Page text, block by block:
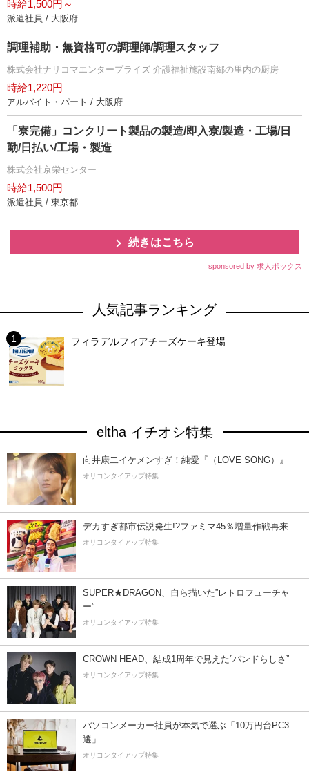
時給1,500円～
派遣社員 / 大阪府
調理補助・無資格可の調理師/調理スタッフ
株式会社ナリコマエンタープライズ 介護福祉施設南郷の里内の厨房
時給1,220円
アルバイト・パート / 大阪府
「寮完備」コンクリート製品の製造/即入寮/製造・工場/日
勤/日払い/工場・製造
株式会社京栄センター
時給1,500円
派遣社員 / 東京都
続きはこちら
sponsored by 求人ボックス
人気記事ランキング
フィラデルフィアチーズケーキ登場
eltha イチオシ特集
向井康二イケメンすぎ！純愛『（LOVE SONG）』
オリコンタイアップ特集
デカすぎ都市伝説発生!?ファミマ45％増量作戦再来
オリコンタイアップ特集
SUPER★DRAGON、自ら描いた”レトロフューチャ
ー”
オリコンタイアップ特集
CROWN HEAD、結成1周年で見えた”バンドらしさ”
オリコンタイアップ特集
パソコンメーカー社員が本気で選ぶ「10万円台PC3
選」
オリコンタイアップ特集